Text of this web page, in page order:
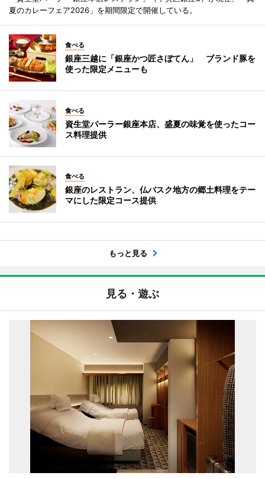
夏のカレーフェア2026」を期間限定で開催している。
食べる
銀座三越に「銀座かつ匠さぼてん」 ブランド豚を
使った限定メニューも
食べる
資生堂パーラー銀座本店、盛夏の味覚を使ったコー
ス料理提供
食べる
銀座のレストラン、仏バスク地方の郷土料理をテー
マにした限定コース提供
もっと見る
見る・遊ぶ